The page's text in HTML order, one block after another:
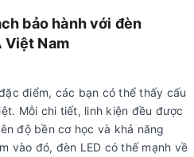
bảo hành với đèn
Việt Nam
điểm, các bạn có thể thấy cấu
Mỗi chi tiết, linh kiện đều được
độ bền cơ học và khả năng
vào đó, đèn LED có thế mạnh về